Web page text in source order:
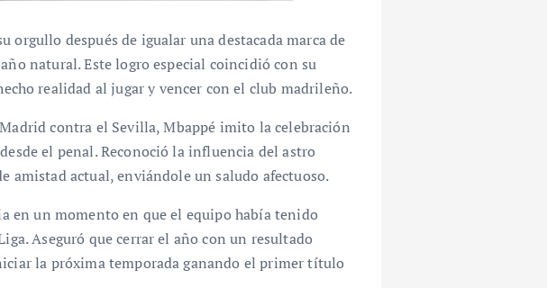
orgullo después de igualar una destacada marca de
natural. Este logro especial coincidió con su
realidad al jugar y vencer con el club madrileño.
contra el Sevilla, Mbappé imito la celebración
el penal. Reconoció la influencia del astro
amistad actual, enviándole un saludo afectuoso.
en un momento en que el equipo había tenido
Aseguró que cerrar el año con un resultado
la próxima temporada ganando el primer título